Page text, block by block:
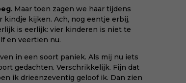
. Maar toen zagen we haar tijdens
kindje kijken. Ach, nog eentje erbij,
is eerlijk: vier kinderen is niet te
en veertien nu.
in een soort paniek. Als mij nu iets
gedachten. Verschrikkelijk. Fijn dat
ik drieënzeventig geloof ik. Dan zien